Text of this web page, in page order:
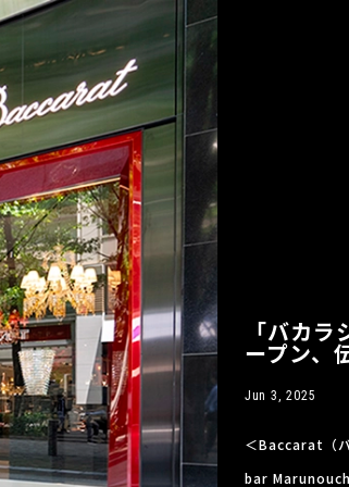
「バカ
ープン、
Jun 3, 2025
＜Baccarat（
bar Marunouchi